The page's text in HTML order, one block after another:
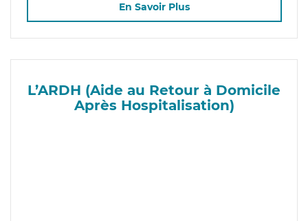
En Savoir Plus
L’ARDH (Aide au Retour à Domicile
Après Hospitalisation)